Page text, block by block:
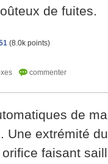
de fuites.
(8.0k points)
de
Une extrémité
faisant